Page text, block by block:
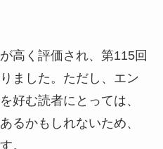
高く評価され、第115回
ました。ただし、エン
好む読者にとっては、
るかもしれないため、
。